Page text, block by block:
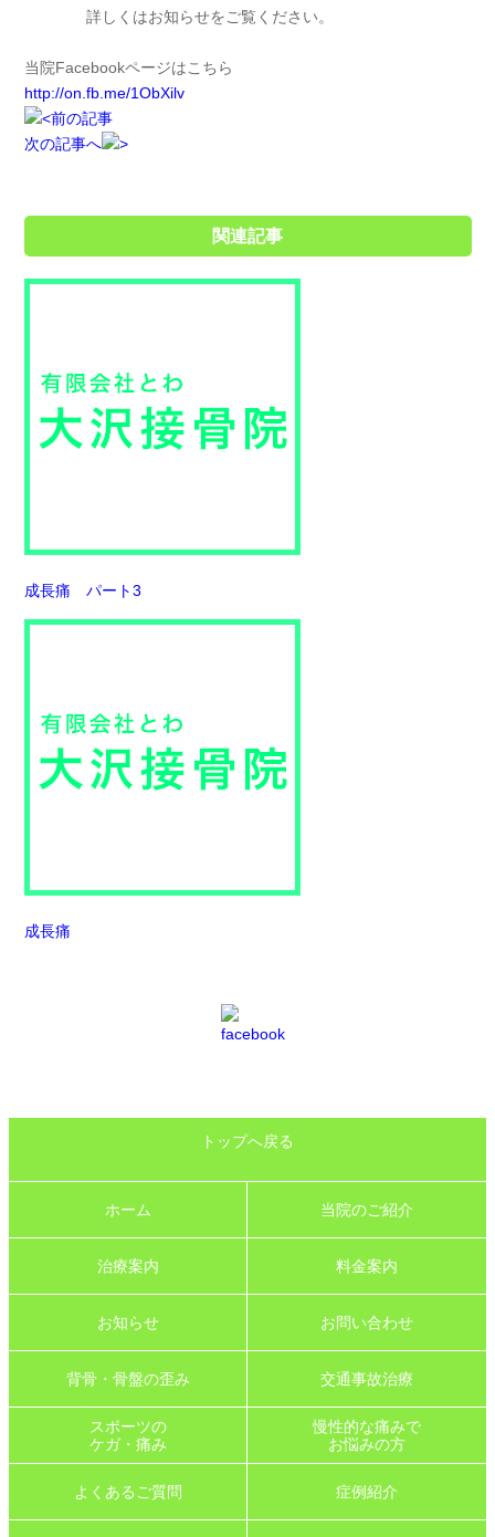
詳しくはお知らせをご覧ください。
当院Facebookページはこちら
http://on.fb.me/1ObXilv
前の記事
次の記事へ
関連記事
成長痛 パート3
成長痛
トップへ戻る
ホーム 当院のご紹介
治療案内 料金案内
お知らせ お問い合わせ
背骨・骨盤の歪み 交通事故治療
スポーツの
ケガ・痛み
慢性的な痛みで
お悩みの方
よくあるご質問 症例紹介